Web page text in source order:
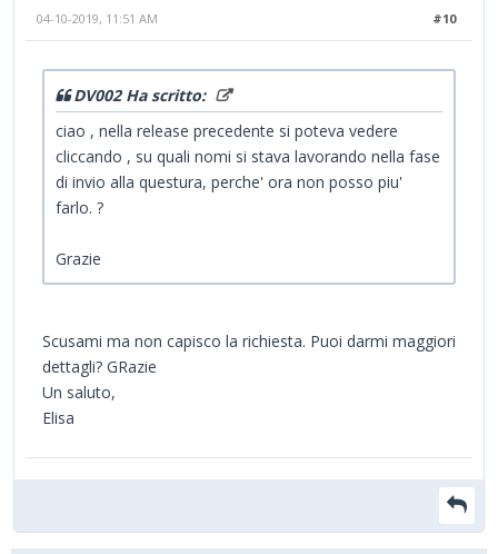
#10
04-10-2019, 11:51 AM
DV002 Ha scritto:
ciao , nella release precedente si poteva vedere
cliccando , su quali nomi si stava lavorando nella fase
di invio alla questura, perche' ora non posso piu'
farlo. ?
Grazie
Scusami ma non capisco la richiesta. Puoi darmi maggiori
dettagli? GRazie
Un saluto,
Elisa